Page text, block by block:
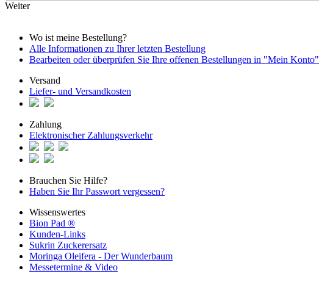
Weiter
Wo ist meine Bestellung?
Alle Informationen zu Ihrer letzten Bestellung
Bearbeiten oder überprüfen Sie Ihre offenen Bestellungen in "Mein Konto"
Versand
Liefer- und Versandkosten
Zahlung
Elektronischer Zahlungsverkehr
Brauchen Sie Hilfe?
Haben Sie Ihr Passwort vergessen?
Wissenswertes
Bion Pad ®
Kunden-Links
Sukrin Zuckerersatz
Moringa Oleifera - Der Wunderbaum
Messetermine & Video